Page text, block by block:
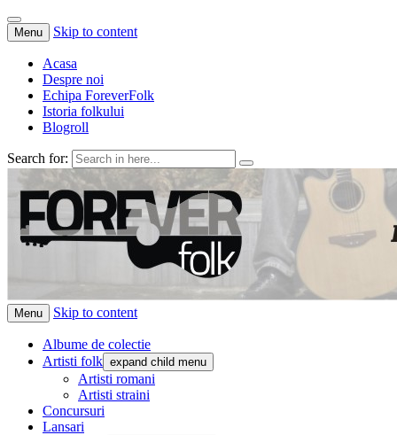
Menu Skip to content
Acasa
Despre noi
Echipa ForeverFolk
Istoria folkului
Blogroll
Search for:
ForeverFolk
Muzica sufletului tau
Menu Skip to content
Albume de colectie
Artisti folk expand child menu
Artisti romani
Artisti straini
Concursuri
Lansari